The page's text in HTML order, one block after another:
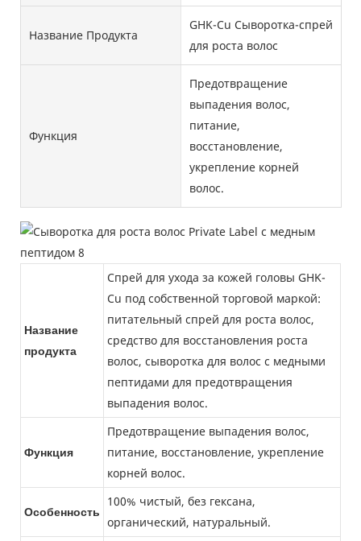
Название Продукта
GHK-Cu Сыворотка-спрей
для роста волос
Функция
Предотвращение
выпадения волос,
питание,
восстановление,
укрепление корней
волос.
Название
продукта
Спрей для ухода за кожей головы GHK-
Cu под собственной торговой маркой:
питательный спрей для роста волос,
средство для восстановления роста
волос, сыворотка для волос с медными
пептидами для предотвращения
выпадения волос.
Функция
Предотвращение выпадения волос,
питание, восстановление, укрепление
корней волос.
Особенность
100% чистый, без гексана,
органический, натуральный.